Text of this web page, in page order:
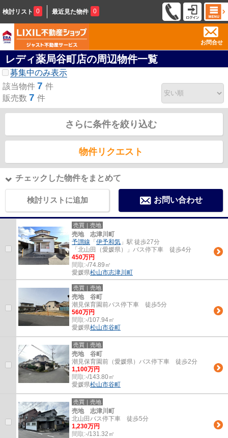
検討リスト 0 最近見た物件 0
お問合せ
レディ薬局谷町店の周辺物件一覧
募集中のみ表示
該当物件 7 件
販売数 7 件
さらに条件を絞り込む
物件リクエスト
チェックした物件をまとめて
検討リストに追加 お問い合わせ
売買｜売地
売地 志津川町
予讃線 「 伊予和気 」駅 徒歩27分
「北山田（愛媛県）」バス停下車 徒歩4分
450万円
間取:-/74.89㎡
愛媛県松山市志津川町
売買｜売地
売地 谷町
潮見保育園前バス停下車 徒歩5分
560万円
間取:-/107.94㎡
愛媛県松山市谷町
売買｜売地
売地 谷町
潮見保育園前（愛媛県）バス停下車 徒歩2分
1,100万円
間取:-/143.80㎡
愛媛県松山市谷町
売買｜売地
売地 志津川町
北山田バス停下車 徒歩5分
1,230万円
間取:-/131.32㎡